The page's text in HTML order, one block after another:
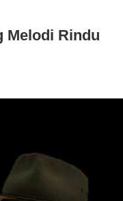
Melodi Rindu